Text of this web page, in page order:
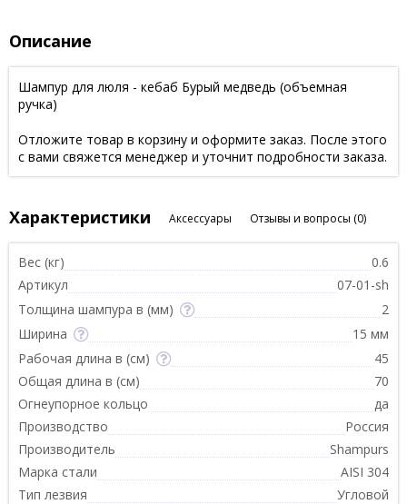
Описание
Шампур для люля - кебаб Бурый медведь (объемная
ручка)
Отложите товар в корзину и оформите заказ. После этого
с вами свяжется менеджер и уточнит подробности заказа.
Характеристики Аксессуары Отзывы и вопросы (0)
Вес (кг)
0.6
Артикул
07-01-sh
Толщина шампура в (мм)
2
Ширина
15 мм
Рабочая длина в (см)
45
Общая длина в (см)
70
Огнеупорное кольцо
да
Производство
Россия
Производитель
Shampurs
Марка стали
AISI 304
Тип лезвия
Угловой